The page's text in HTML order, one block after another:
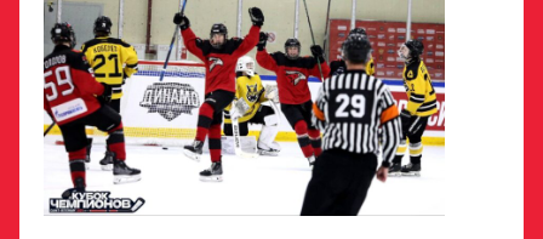
Амплуа игрока
если опыта игры нет,
оставьте это поле пустым
ФИО законного
представителя
of-russia/docs/youthcomp/
обязателен для тех, кто
подаёт заявку.
Название школы /
команды, за которую
играет спортсмен
в настоящее время
СПАСИБО ЗА ЗАЯВКУ!
Если данные ученика соответствуют